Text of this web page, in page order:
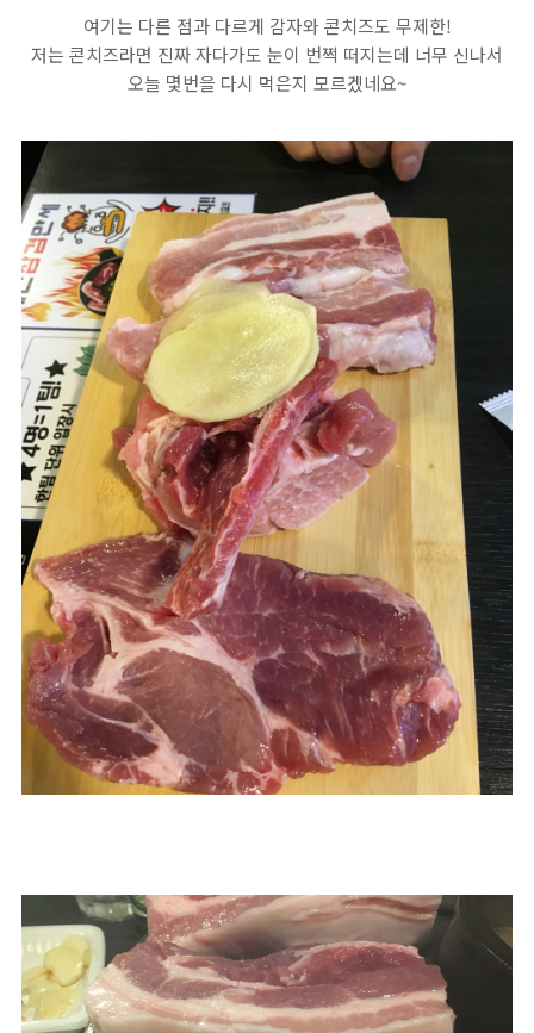
여기는 다른 점과 다르게 감자와 콘치즈도 무제한!
저는 콘치즈라면 진짜 자다가도 눈이 번쩍 떠지는데 너무 신나서
오늘 몇번을 다시 먹은지 모르겠네요~​